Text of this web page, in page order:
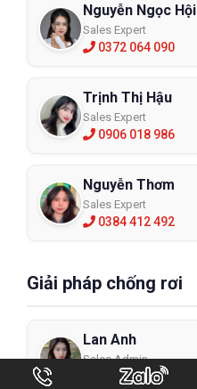
Nguyễn Ngọc Hội
Sales Expert
0372 064 090
Trịnh Thị Hậu
Sales Expert
0906 018 986
Nguyễn Thơm
Sales Expert
0384 412 492
Giải pháp chống rơi
Lan Anh
Sales Admin
0334 789 967